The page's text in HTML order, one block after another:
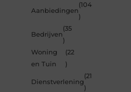
Aanbiedingen
(104
)
Bedrijven
(35
)
Woning
en Tuin
(22
)
Dienstverlening
(21
)